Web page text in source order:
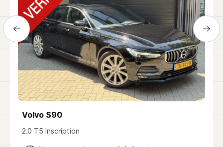
Volvo S90
2.0 T5 Inscription